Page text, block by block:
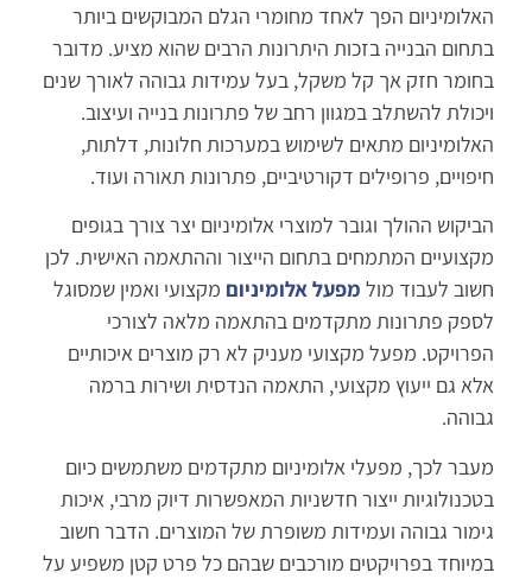
האלומיניום הפך לאחד מחומרי הגלם המבוקשים ביותר
בתחום הבנייה בזכות היתרונות הרבים שהוא מציע. מדובר
בחומר חזק אך קל משקל, בעל עמידות גבוהה לאורך שנים
ויכולת להשתלב במגוון רחב של פתרונות בנייה ועיצוב.
האלומיניום מתאים לשימוש במערכות חלונות, דלתות,
חיפויים, פרופילים דקורטיביים, פתרונות תאורה ועוד.
הביקוש ההולך וגובר למוצרי אלומיניום יצר צורך בגופים
מקצועיים המתמחים בתחום הייצור וההתאמה האישית. לכן
חשוב לעבוד מול מפעל אלומיניום מקצועי ואמין שמסוגל
לספק פתרונות מתקדמים בהתאמה מלאה לצורכי
הפרויקט. מפעל מקצועי מעניק לא רק מוצרים איכותיים
אלא גם ייעוץ מקצועי, התאמה הנדסית ושירות ברמה
גבוהה.
מעבר לכך, מפעלי אלומיניום מתקדמים משתמשים כיום
בטכנולוגיות ייצור חדשניות המאפשרות דיוק מרבי, איכות
גימור גבוהה ועמידות משופרת של המוצרים. הדבר חשוב
במיוחד בפרויקטים מורכבים שבהם כל פרט קטן משפיע על